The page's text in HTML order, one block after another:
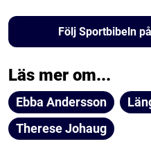
Följ Sportbibeln
Läs mer om...
Ebba Andersson
Therese Johaug